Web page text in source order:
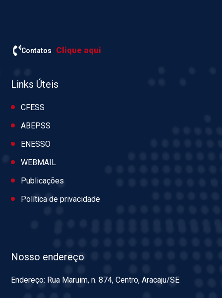
Contatos Clique aqui
Links Úteis
CFESS
ABEPSS
ENESSO
WEBMAIL
Publicações
Política de privacidade
Nosso endereço
Endereço: Rua Maruim, n. 874, Centro, Aracaju/SE